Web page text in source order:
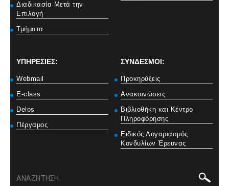
Διαδικασία Μετά την
Επιλογή
Τμήματα
ΥΠΗΡΕΣΙΕΣ:
Webmail
E-class
Delos
Πέργαμος
ΣΥΝΔΕΣΜΟΙ:
Προκηρύξεις
Ανακοινώσεις
Βιβλιοθήκη και Κέντρο
Πληροφόρησης
Ειδικός Λογαριασμός
Κονδυλίων Έρευνας